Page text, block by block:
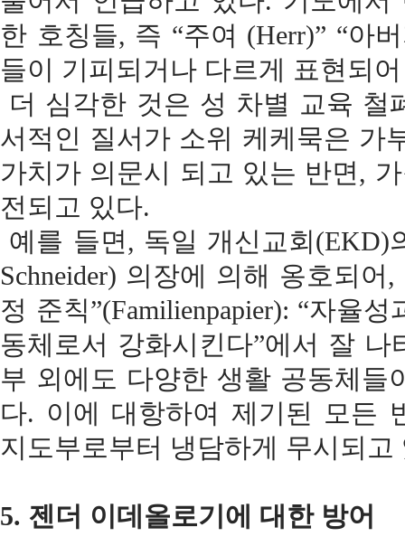
한 호칭들, 즉 “주여 (Herr)” “아
들이 기피되거나 다르게 표현되
더 심각한 것은 성 차별 교육 철
서적인 질서가 소위 케케묵은 가
가치가 의문시 되고 있는 반면,
전되고 있다.
예를 들면, 독일 개신교회(EKD)
Schneider) 의장에 의해 옹호되
정 준칙”(Familienpapier): “자율
동체로서 강화시킨다”에서 잘
부 외에도 다양한 생활 공동체들
다. 이에 대항하여 제기된 모든
지도부로부터 냉담하게 무시되
5. 젠더 이데올로기에 대한 방어